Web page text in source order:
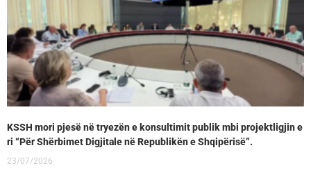
KSSH mori pjesë në tryezën e konsultimit publik mbi projektligjin e
ri “Për Shërbimet Digjitale në Republikën e Shqipërisë”.
23/07/2026